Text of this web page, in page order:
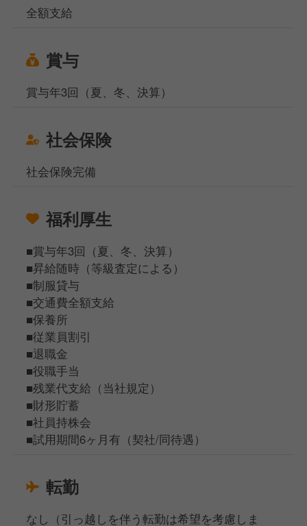
全額支給
賞与
賞与年3回（夏、冬、決算）
社会保険
社会保険完備
福利厚生
■賞与年3回（夏、冬、決算）
■昇給随時（等級査定による）
■制服貸与
■交通費全額支給
■保養所
■従業員割引
■退職金
■役職手当
■残業代支給（当社規定）
■財形貯蓄
■社員持株会
■試用期間6ヶ月有（契社/同待遇）
転勤
なし（引っ越しを伴う転勤は希望を考慮しま